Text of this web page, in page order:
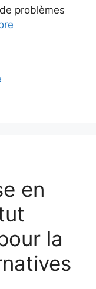
problèmes
en
la